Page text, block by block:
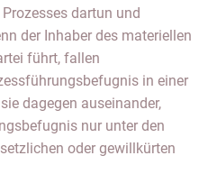
dartun und
der Inhaber des materiellen
führt, fallen
in einer
dagegen auseinander,
nur unter den
oder gewillkürten